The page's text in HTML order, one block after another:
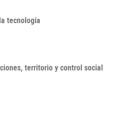
tecnología
territorio y control social